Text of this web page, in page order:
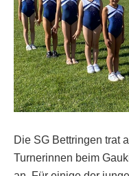
Die SG Bettringen trat
Turnerinnen beim